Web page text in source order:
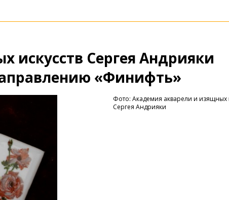
искусств Сергея Андрияки
«Финифть»
Фото: Академия акварели и изящных
Сергея Андрияки